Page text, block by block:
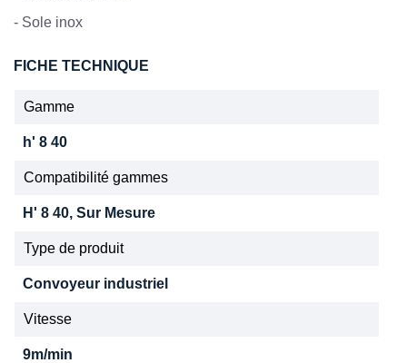
- Sole inox
FICHE TECHNIQUE
Gamme
h' 8 40
Compatibilité gammes
H' 8 40, Sur Mesure
Type de produit
Convoyeur industriel
Vitesse
9m/min